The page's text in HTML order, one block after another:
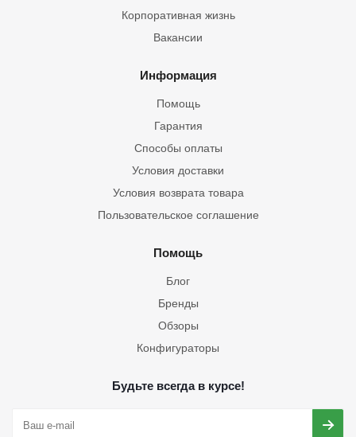
Корпоративная жизнь
Вакансии
Информация
Помощь
Гарантия
Способы оплаты
Условия доставки
Условия возврата товара
Пользовательское соглашение
Помощь
Блог
Бренды
Обзоры
Конфигураторы
Будьте всегда в курсе!